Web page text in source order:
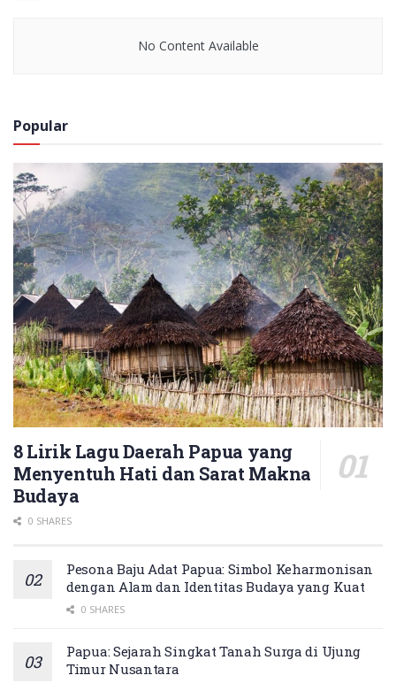
No Content Available
Popular
8 Lirik Lagu Daerah Papua yang
Menyentuh Hati dan Sarat Makna
Budaya
0 SHARES
Pesona Baju Adat Papua: Simbol Keharmonisan
dengan Alam dan Identitas Budaya yang Kuat
0 SHARES
Papua: Sejarah Singkat Tanah Surga di Ujung
Timur Nusantara